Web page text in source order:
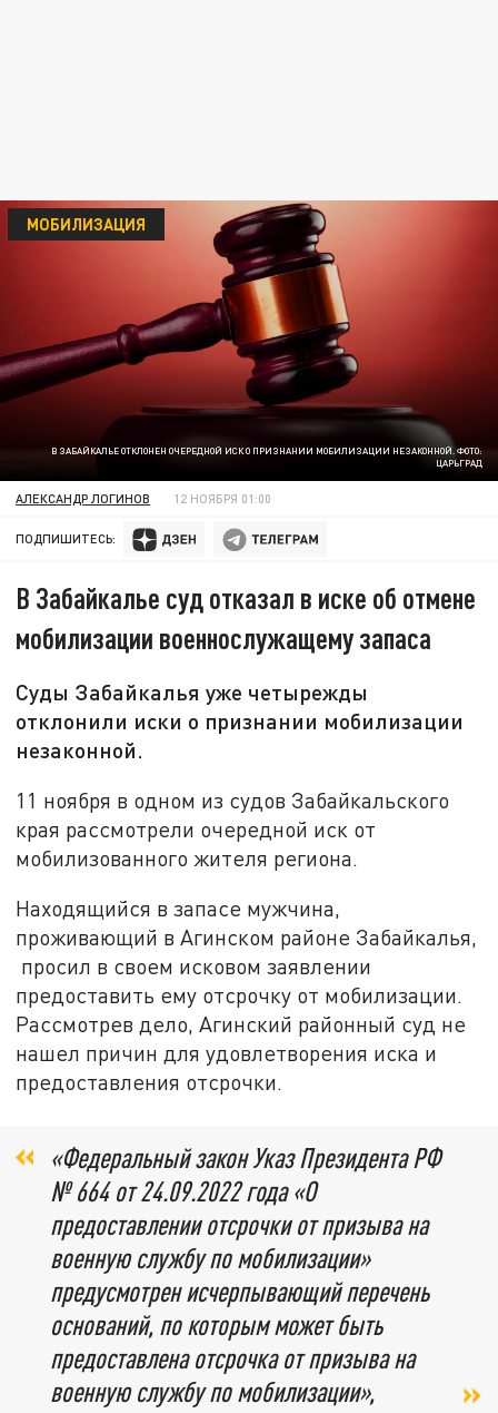
В ЗАБАЙКАЛЬЕ ОТКЛОНЕН ОЧЕРЕДНОЙ ИСК О ПРИЗНАНИИ МОБИЛИЗАЦИИ НЕЗАКОННОЙ. ФОТО:
ЦАРЬГРАД
МОБИЛИЗАЦИЯ
АЛЕКСАНДР ЛОГИНОВ 12 НОЯБРЯ 01:00
ПОДПИШИТЕСЬ:
В Забайкалье суд отказал в иске об отмене
мобилизации военнослужащему запаса
Суды Забайкалья уже четырежды
отклонили иски о признании мобилизации
незаконной.
11 ноября в одном из судов Забайкальского
края рассмотрели очередной иск от
мобилизованного жителя региона.
Находящийся в запасе мужчина,
проживающий в Агинском районе Забайкалья,
просил в своем исковом заявлении
предоставить ему отсрочку от мобилизации.
Рассмотрев дело, Агинский районный суд не
нашел причин для удовлетворения иска и
предоставления отсрочки.
«Федеральный закон Указ Президента РФ
№ 664 от 24.09.2022 года «О
предоставлении отсрочки от призыва на
военную службу по мобилизации»
предусмотрен исчерпывающий перечень
оснований, по которым может быть
предоставлена отсрочка от призыва на
военную службу по мобилизации»,